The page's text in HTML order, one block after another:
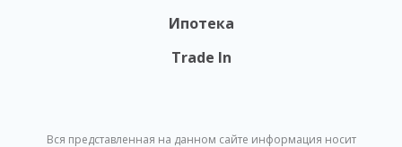
Ипотека
Trade In
Вся представленная на данном сайте информация носит